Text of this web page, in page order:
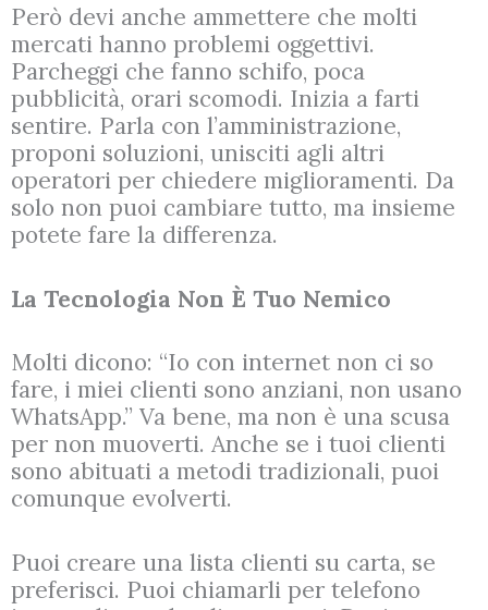
Però devi anche ammettere che molti
mercati hanno problemi oggettivi.
Parcheggi che fanno schifo, poca
pubblicità, orari scomodi. Inizia a farti
sentire. Parla con l’amministrazione,
proponi soluzioni, unisciti agli altri
operatori per chiedere miglioramenti. Da
solo non puoi cambiare tutto, ma insieme
potete fare la differenza.
La Tecnologia Non È Tuo Nemico
Molti dicono: “Io con internet non ci so
fare, i miei clienti sono anziani, non usano
WhatsApp.” Va bene, ma non è una scusa
per non muoverti. Anche se i tuoi clienti
sono abituati a metodi tradizionali, puoi
comunque evolverti.
Puoi creare una lista clienti su carta, se
preferisci. Puoi chiamarli per telefono